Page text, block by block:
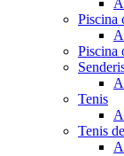
Piscina
Piscina
Tenis
Tenis